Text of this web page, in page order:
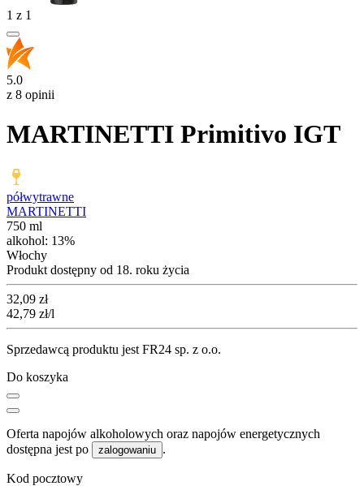
1 z 1
5.0
z 8 opinii
MARTINETTI Primitivo IGT
półwytrawne
MARTINETTI
750 ml
alkohol: 13%
Włochy
Produkt dostępny od 18. roku życia
Cena
32,09 zł
42,79 zł/l
Sprzedawcą produktu jest FR24 sp. z o.o.
Do koszyka
Oferta napojów alkoholowych oraz napojów energetycznych
dostępna jest po
zalogowaniu .
Kod pocztowy